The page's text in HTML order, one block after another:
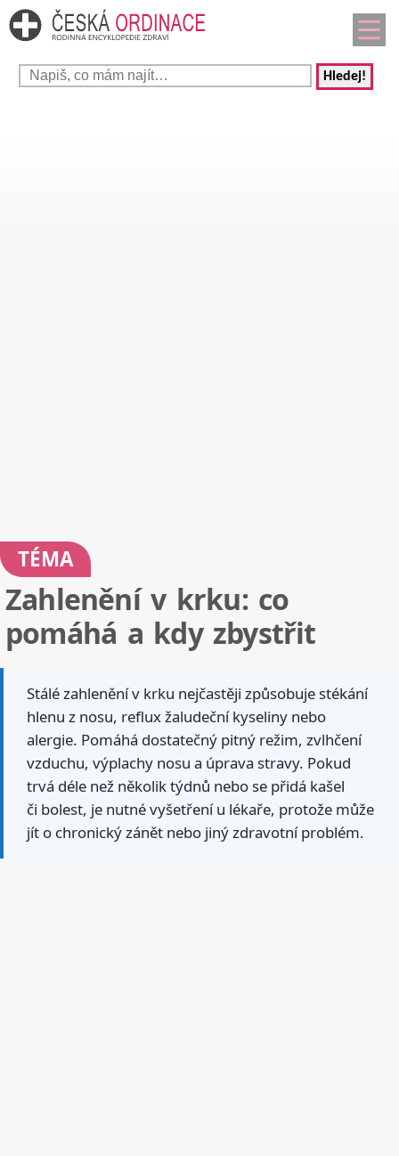
Hledej!
TÉMA
Zahlenění v krku: co
pomáhá a kdy zbystřit
Stálé zahlenění v krku nejčastěji způsobuje stékání
hlenu z nosu, reflux žaludeční kyseliny nebo
alergie. Pomáhá dostatečný pitný režim, zvlhčení
vzduchu, výplachy nosu a úprava stravy. Pokud
trvá déle než několik týdnů nebo se přidá kašel
či bolest, je nutné vyšetření u lékaře, protože může
jít o chronický zánět nebo jiný zdravotní problém.